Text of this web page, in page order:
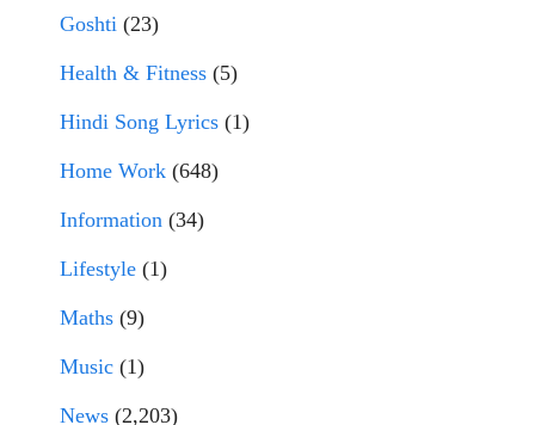
Goshti (23)
Health & Fitness (5)
Hindi Song Lyrics (1)
Home Work (648)
Information (34)
Lifestyle (1)
Maths (9)
Music (1)
News (2,203)